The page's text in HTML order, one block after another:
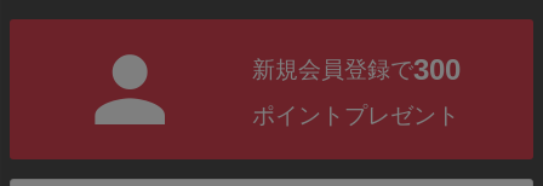
新規会員登録で300
ポイントプレゼント